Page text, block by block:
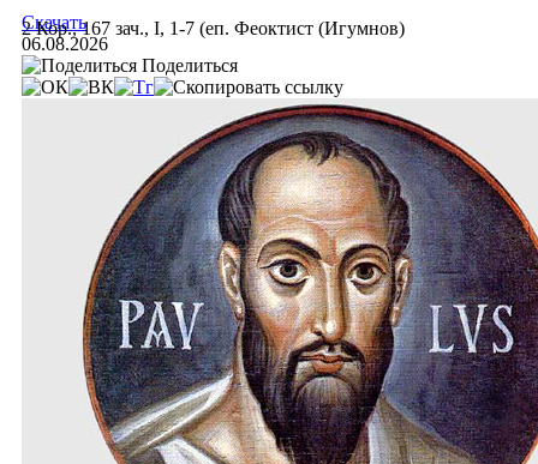
2 Кор., 167 зач., I, 1-7 (еп. Феоктист (Игумнов)
Скачать
06.08.2026
Поделиться